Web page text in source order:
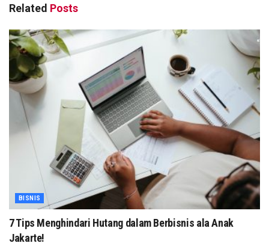
Related Posts
BISNIS
7 Tips Menghindari Hutang dalam Berbisnis ala Anak
Jakarte!